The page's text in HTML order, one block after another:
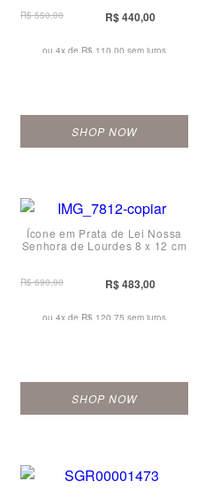
R$ 550,00 R$ 440,00
ou 4x de R$ 110,00 sem juros
SHOP NOW
Ícone em Prata de Lei Nossa
Senhora de Lourdes 8 x 12 cm
R$ 690,00 R$ 483,00
ou 4x de R$ 120,75 sem juros
SHOP NOW